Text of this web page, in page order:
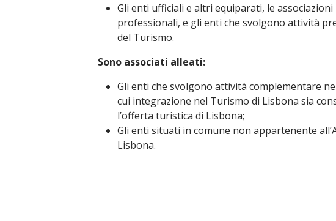
Gli enti ufficiali e altri equiparati, le
professionali, e gli enti che svolgono attività
del Turismo.
Sono associati alleati:
Gli enti che svolgono attività complementare
cui integrazione nel Turismo di Lisbona sia
l’offerta turistica di Lisbona;
Gli enti situati in comune non appartenente
Lisbona.